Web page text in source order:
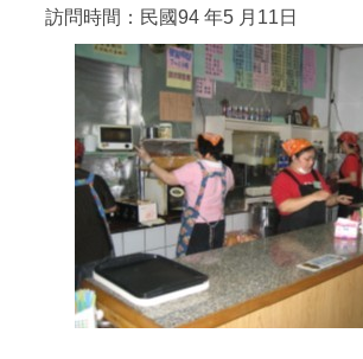
訪問時間：民國94 年5 月11日